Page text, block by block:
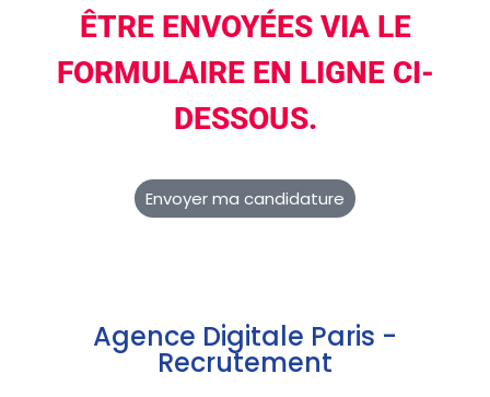
ÊTRE ENVOYÉES VIA LE
FORMULAIRE EN LIGNE CI-
DESSOUS.
Envoyer ma candidature
Agence Digitale Paris -
Recrutement